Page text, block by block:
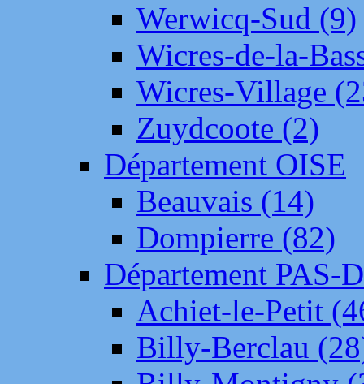
Werwicq-Sud (9)
Wicres-de-la-
Wicres-Village
Zuydcoote (2)
Département OISE
Beauvais (14)
Dompierre (82)
Département PAS-
Achiet-le-Petit
Billy-Berclau